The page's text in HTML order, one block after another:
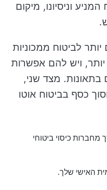
וניסיונו, מיקום
לביטוח ממכוניות
יותר, ויש להם אפשרות
בתאונות. מצד שני,
כסף בביטוח אוטו
מחברות כיסוי ביטוחי
האישי שלך.